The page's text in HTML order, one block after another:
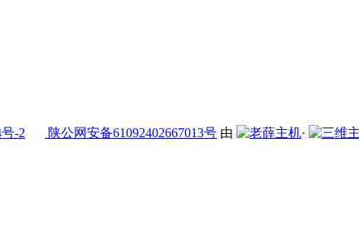
-2 陕公网安备61092402667013号 由 ·